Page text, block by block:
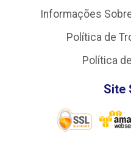
Informações
Política de
Política
Site